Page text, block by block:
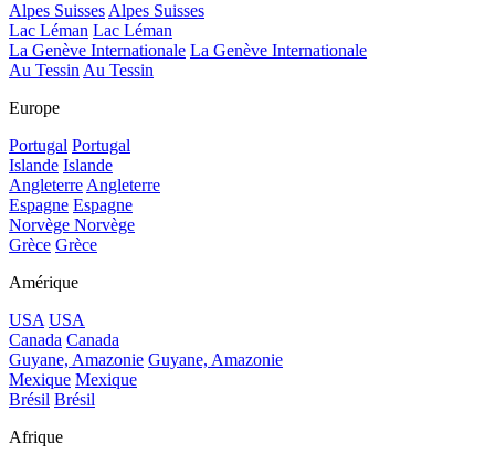
Alpes SuissesAlpes Suisses
Lac Léman Lac Léman
La Genève Internationale La Genève Internationale
Au TessinAu Tessin
Europe
Portugal Portugal
Islande Islande
AngleterreAngleterre
Espagne Espagne
Norvège Norvège
Grèce Grèce
Amérique
USA USA
Canada Canada
Guyane, Amazonie Guyane, Amazonie
Mexique Mexique
Brésil Brésil
Afrique